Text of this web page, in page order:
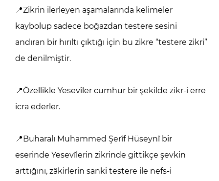
📍Zikrin ilerleyen aşamalarında kelimeler
kaybolup sadece boğazdan testere sesini
andıran bir hırıltı çıktığı için bu zikre “testere zikri”
de denilmiştir.
📍Özellikle Yesevîler cumhur bir şekilde zikr-i erre
icra ederler.
📍Buharalı Muhammed Şerîf Hüseynî bir
eserinde Yesevîlerin zikrinde gittikçe şevkin
arttığını, zâkirlerin sanki testere ile nefs-i